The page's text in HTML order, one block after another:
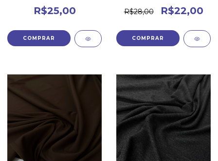
R$25,00 R$28,00 R$22,00